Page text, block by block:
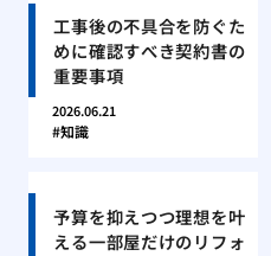
工事後の不具合を防ぐた
めに確認すべき契約書の
重要事項
2026.06.21
知識
予算を抑えつつ理想を叶
える一部屋だけのリフォ